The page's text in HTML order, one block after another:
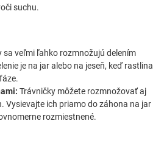
suchu.
sa veľmi ľahko rozmnožujú delením
je na jar alebo na jeseň, keď rastlina
Trávničky môžete rozmnožovať aj
Vysievajte ich priamo do záhona na jar
rozmiestnené.